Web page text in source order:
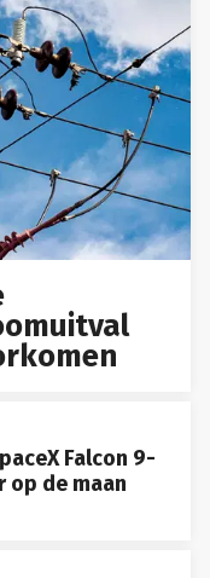
Falcon 9-
de maan